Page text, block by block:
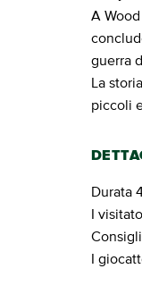
A
guerra
La
piccoli
Durata
I
I